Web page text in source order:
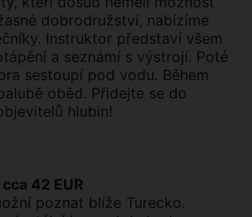
dobrodružství, nabízíme
Instruktor představí všem
a seznámí s výstrojí. Poté
sestoupí pod vodu. Během
oběd. Přidejte se do
hlubin!
42 EUR
poznat blíže Turecko.